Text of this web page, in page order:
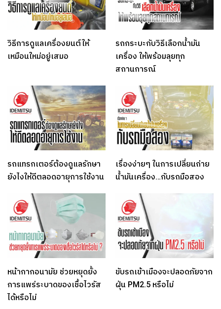
วิธีการดูแลเครื่องยนต์ให้
เหมือนใหม่อยู่เสมอ
รถกระบะกับวิธีเลือกน้ำมัน
เครื่อง ให้พร้อมลุยทุก
สถานการณ์
รถแทรกเตอร์ต้องดูแลรักษา
ยังไงให้ดีตลอดอายุการใช้งาน
เรื่องง่ายๆ ในการเปลี่ยนถ่าย
น้ำมันเครื่อง…กับรถมือสอง
หน้ากากอนามัย ช่วยหยุดยั้ง
การแพร่ระบาดของเชื้อไวรัส
ได้หรือไม่
ขับรถเข้าเมืองจะปลอดภัยจาก
ฝุ่น PM2.5 หรือไม่